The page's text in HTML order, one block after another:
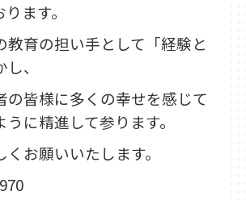
ます。
教育の担い手として「経験と
、
の皆様に多くの幸せを感じて
に精進して参ります。
お願いいたします。